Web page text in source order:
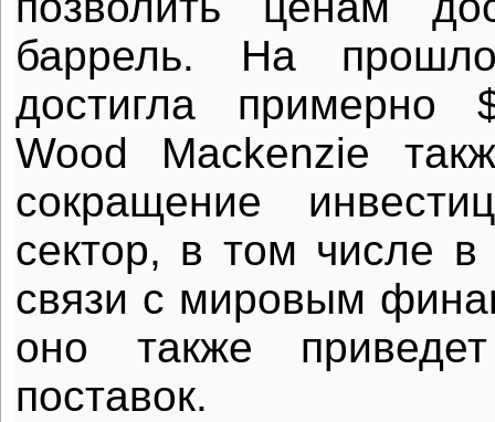
баррель. На
достигла примерно
Wood Mackenzie
сокращение
сектор, в том числе
связи с мировым
оно также
поставок.